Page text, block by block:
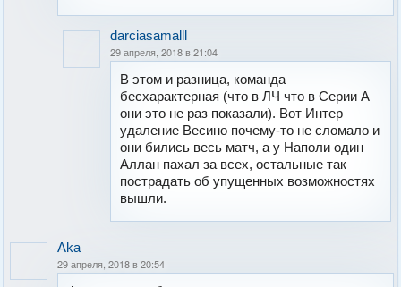
darciasamalll
29 апреля, 2018 в 21:04
В этом и разница, команда
бесхарактерная (что в ЛЧ что в Серии А
они это не раз показали). Вот Интер
удаление Весино почему-то не сломало и
они бились весь матч, а у Наполи один
Аллан пахал за всех, остальные так
пострадать об упущенных возможностях
вышли.
Aka
29 апреля, 2018 в 20:54